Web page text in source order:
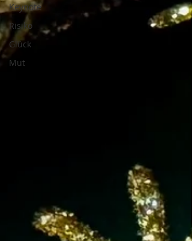
Keynote
Risiko
Glück
Mut